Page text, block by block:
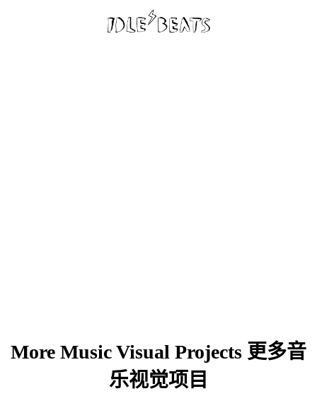
More Music Visual Projects 更多音
乐视觉项目